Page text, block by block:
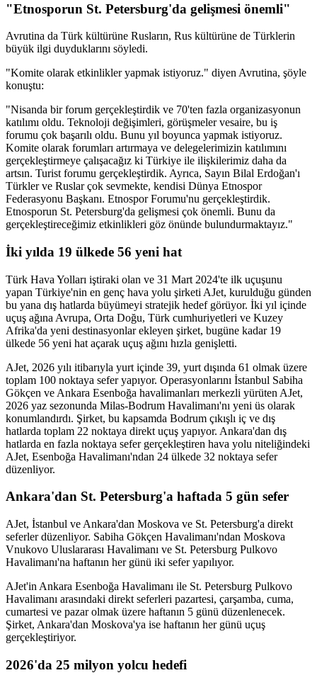
"Etnosporun St. Petersburg'da gelişmesi önemli"
Avrutina da Türk kültürüne Rusların, Rus kültürüne de Türklerin
büyük ilgi duyduklarını söyledi.
"Komite olarak etkinlikler yapmak istiyoruz." diyen Avrutina, şöyle
konuştu:
"Nisanda bir forum gerçekleştirdik ve 70'ten fazla organizasyonun
katılımı oldu. Teknoloji değişimleri, görüşmeler vesaire, bu iş
forumu çok başarılı oldu. Bunu yıl boyunca yapmak istiyoruz.
Komite olarak forumları artırmaya ve delegelerimizin katılımını
gerçekleştirmeye çalışacağız ki Türkiye ile ilişkilerimiz daha da
artsın. Turist forumu gerçekleştirdik. Ayrıca, Sayın Bilal Erdoğan'ı
Türkler ve Ruslar çok sevmekte, kendisi Dünya Etnospor
Federasyonu Başkanı. Etnospor Forumu'nu gerçekleştirdik.
Etnosporun St. Petersburg'da gelişmesi çok önemli. Bunu da
gerçekleştireceğimiz etkinlikleri göz önünde bulundurmaktayız."
İki yılda 19 ülkede 56 yeni hat
Türk Hava Yolları iştiraki olan ve 31 Mart 2024'te ilk uçuşunu
yapan Türkiye'nin en genç hava yolu şirketi AJet, kurulduğu günden
bu yana dış hatlarda büyümeyi stratejik hedef görüyor. İki yıl içinde
uçuş ağına Avrupa, Orta Doğu, Türk cumhuriyetleri ve Kuzey
Afrika'da yeni destinasyonlar ekleyen şirket, bugüne kadar 19
ülkede 56 yeni hat açarak uçuş ağını hızla genişletti.
AJet, 2026 yılı itibarıyla yurt içinde 39, yurt dışında 61 olmak üzere
toplam 100 noktaya sefer yapıyor. Operasyonlarını İstanbul Sabiha
Gökçen ve Ankara Esenboğa havalimanları merkezli yürüten AJet,
2026 yaz sezonunda Milas-Bodrum Havalimanı'nı yeni üs olarak
konumlandırdı. Şirket, bu kapsamda Bodrum çıkışlı iç ve dış
hatlarda toplam 22 noktaya direkt uçuş yapıyor. Ankara'dan dış
hatlarda en fazla noktaya sefer gerçekleştiren hava yolu niteliğindeki
AJet, Esenboğa Havalimanı'ndan 24 ülkede 32 noktaya sefer
düzenliyor.
Ankara'dan St. Petersburg'a haftada 5 gün sefer
AJet, İstanbul ve Ankara'dan Moskova ve St. Petersburg'a direkt
seferler düzenliyor. Sabiha Gökçen Havalimanı'ndan Moskova
Vnukovo Uluslararası Havalimanı ve St. Petersburg Pulkovo
Havalimanı'na haftanın her günü iki sefer yapılıyor.
AJet'in Ankara Esenboğa Havalimanı ile St. Petersburg Pulkovo
Havalimanı arasındaki direkt seferleri pazartesi, çarşamba, cuma,
cumartesi ve pazar olmak üzere haftanın 5 günü düzenlenecek.
Şirket, Ankara'dan Moskova'ya ise haftanın her günü uçuş
gerçekleştiriyor.
2026'da 25 milyon yolcu hedefi